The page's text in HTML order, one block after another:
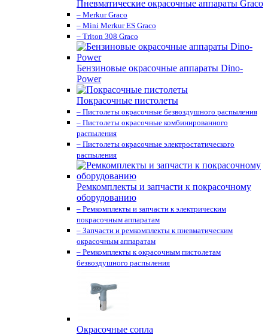
Пневматические окрасочные аппараты Graco
– Merkur Graco
– Mini Merkur ES Graco
– Triton 308 Graco
Бензиновые окрасочные аппараты Dino-
Power
Покрасочные пистолеты
– Пистолеты окрасочные безвоздушного распыления
– Пистолеты окрасочные комбинированного
распыления
– Пистолеты окрасочные электростатического
распыления
Ремкомплекты и запчасти к покрасочному
оборудованию
– Ремкомплекты и запчасти к электрическим
покрасочным аппаратам
– Запчасти и ремкомплекты к пневматическим
окрасочным аппаратам
– Ремкомплекты к окрасочным пистолетам
безвоздушного распыления
Окрасочные сопла